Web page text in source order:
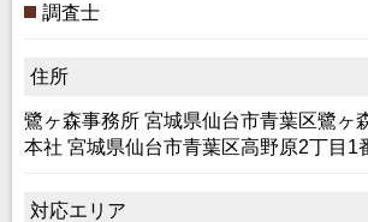
調査士
住所
鷺ヶ森事務所 宮城県仙台市青葉区鷺ヶ
本社 宮城県仙台市青葉区高野原2丁目1
対応エリア